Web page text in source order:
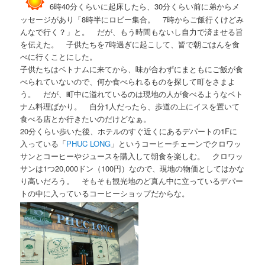
6時40分くらいに起床したら、30分くらい前に弟からメ
ッセージがあり「8時半にロビー集合。 7時からご飯行くけどみ
んなで行く？」と。 だが、もう時間もないし自力で済ませる旨
を伝えた。 子供たちを7時過ぎに起こして、皆で朝ごはんを食
べに行くことにした。
子供たちはベトナムに来てから、味が合わずにまともにご飯が食
べられていないので、何か食べられるものを探して町をさまよ
う。 だが、町中に溢れているのは現地の人が食べるようなベト
ナム料理ばかり。 自分1人だったら、歩道の上にイスを置いて
食べる店とか行きたいのだけどなぁ。
20分くらい歩いた後、ホテルのすぐ近くにあるデパートの1Fに
入っている「PHUC LONG 」というコーヒーチェーンでクロワッ
サンとコーヒーやジュースを購入して朝食を楽しむ。 クロワッ
サンは1つ20,000ドン（100円）なので、現地の物価としてはかな
り高いだろう。 そもそも観光地のど真ん中に立っているデパー
トの中に入っているコーヒーショップだからな。